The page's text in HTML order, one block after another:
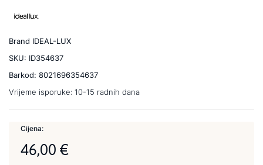
Brand IDEAL-LUX
SKU: ID354637
Barkod: 8021696354637
Vrijeme isporuke: 10-15 radnih dana
Cijena:
46,00 €